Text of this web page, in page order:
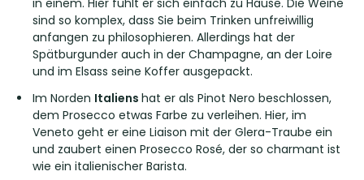
in einem. Hier fühlt er sich einfach zu Hause. Die Weine
sind so komplex, dass Sie beim Trinken unfreiwillig
anfangen zu philosophieren. Allerdings hat der
Spätburgunder auch in der Champagne, an der Loire
und im Elsass seine Koffer ausgepackt.
Im Norden Italiens hat er als Pinot Nero beschlossen,
dem Prosecco etwas Farbe zu verleihen. Hier, im
Veneto geht er eine Liaison mit der Glera-Traube ein
und zaubert einen Prosecco Rosé, der so charmant ist
wie ein italienischer Barista.